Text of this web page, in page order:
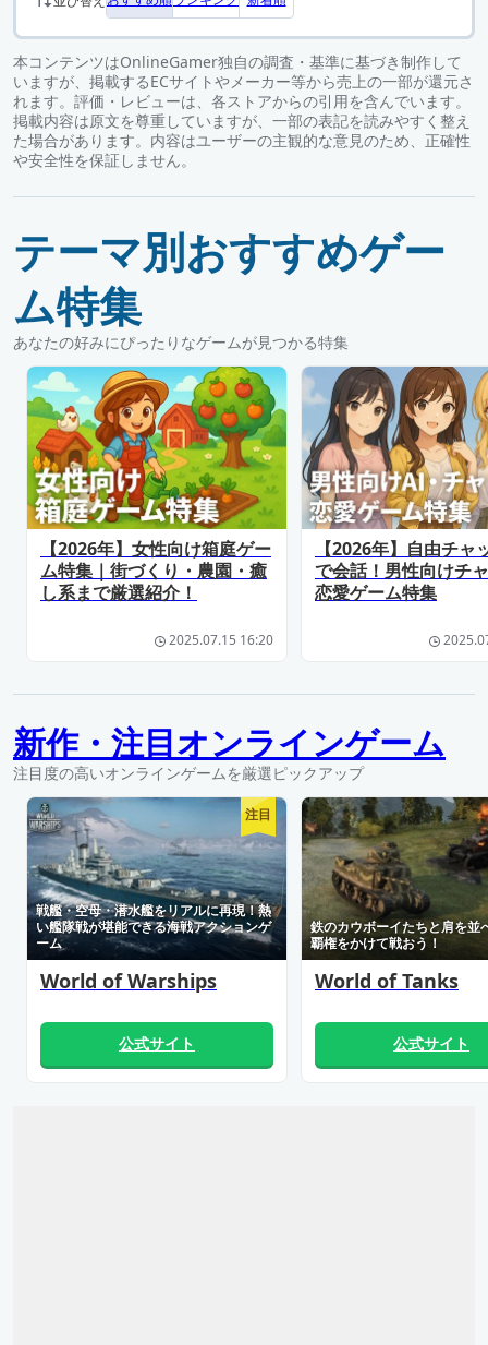
本コンテンツはOnlineGamer独自の調査・基準に基づき制作して
いますが、掲載するECサイトやメーカー等から売上の一部が還元さ
れます。評価・レビューは、各ストアからの引用を含んでいます。
掲載内容は原文を尊重していますが、一部の表記を読みやすく整え
た場合があります。内容はユーザーの主観的な意見のため、正確性
や安全性を保証しません。
テーマ別おすすめゲー
ム特集
あなたの好みにぴったりなゲームが見つかる特集
【2026年】女性向け箱庭ゲー
ム特集｜街づくり・農園・癒
し系まで厳選紹介！
2025.07.15 16:20
【2026年】自由チャ
で会話！男性向けチ
恋愛ゲーム特集
新作・注目オンラインゲーム
注目度の高いオンラインゲームを厳選ピックアップ
World of Warships
戦艦・空母・潜水艦をリアルに再現！熱
い艦隊戦が堪能できる海戦アクションゲ
ーム
注目
公式サイト
World of Tanks
鉄のカウボーイたちと肩を並
覇権をかけて戦おう！
公式サイト